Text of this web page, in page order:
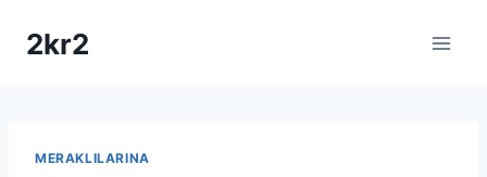
2kr2
MERAKLILARINA